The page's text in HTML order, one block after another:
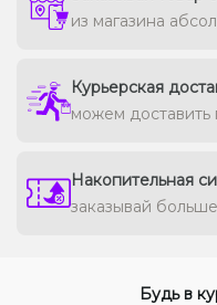
из магазина
Курьерская
можем доставить
Накопительная
заказывай
Будь в